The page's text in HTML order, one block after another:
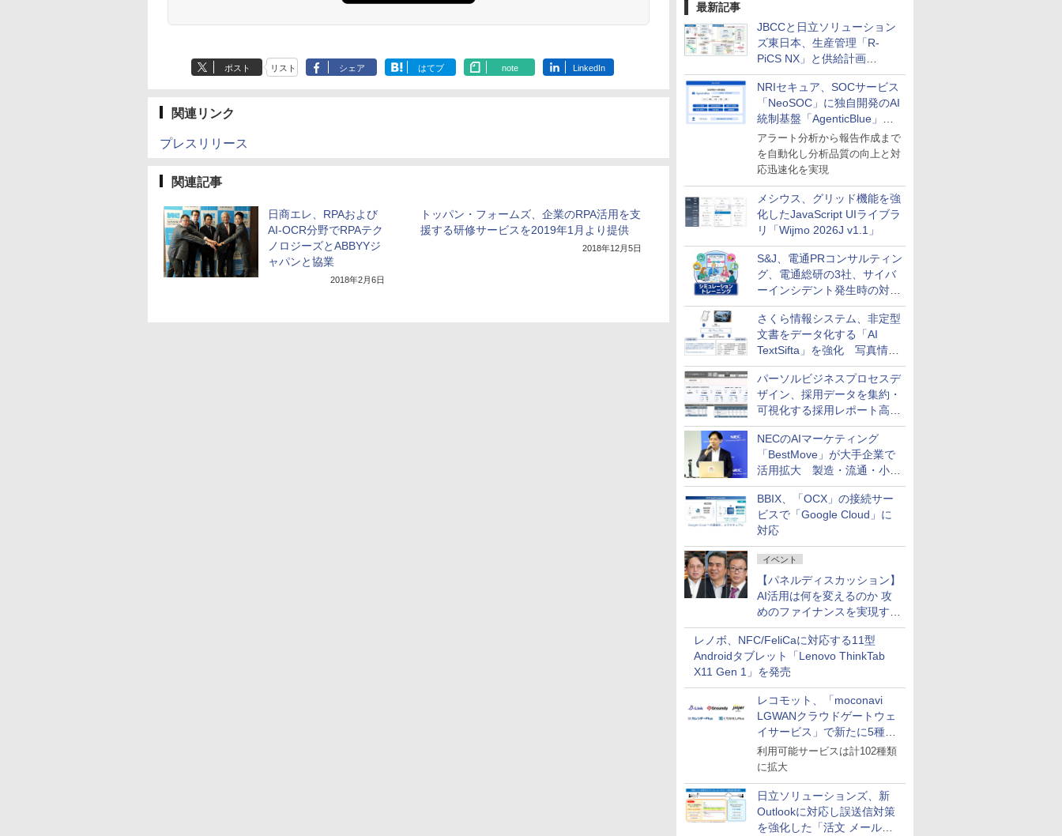
最新記事
JBCCと日立ソリューション
ズ東日本、生産管理「R-
PiCS NX」と供給計画
「scSQUARE ISP」の連携サ
ービスを提供開始
NRIセキュア、SOCサービス
「NeoSOC」に独自開発のAI
統制基盤「AgenticBlue」を
導入
アラート分析から報告作成まで
を自動化し分析品質の向上と対
応迅速化を実現
メシウス、グリッド機能を強
化したJavaScript UIライブラ
リ「Wijmo 2026J v1.1」
S&J、電通PRコンサルティン
グ、電通総研の3社、サイバ
ーインシデント発生時の対応
と危機管理広報を一体的に訓
練するプログラムを提供
さくら情報システム、非定型
文書をデータ化する「AI
TextSifta」を強化 写真情報
のデータ化などに対応
パーソルビジネスプロセスデ
ザイン、採用データを集約・
可視化する採用レポート高速
化サービスを提供
NECのAIマーケティング
「BestMove」が大手企業で
活用拡大 製造・流通・小売
企業・広告代理店などが実装
フェーズへ
BBIX、「OCX」の接続サー
ビスで「Google Cloud」に
対応
イベント
【パネルディスカッション】
AI活用は何を変えるのか 攻
めのファイナンスを実現する
業務設計とマインドセット変
革
レノボ、NFC/FeliCaに対応する11型
Androidタブレット「Lenovo ThinkTab
X11 Gen 1」を発売
レコモット、「moconavi
LGWANクラウドゲートウェ
イサービス」で新たに5種類
のサービスと連携開始
利用可能サービスは計102種類
に拡大
日立ソリューションズ、新
Outlookに対応し誤送信対策
を強化した「活文 メール誤
ポスト リスト シェア はてブ note LinkedIn
関連リンク
プレスリリース
関連記事
日商エレ、RPAおよび
AI-OCR分野でRPAテク
ノロジーズとABBYYジ
ャパンと協業
2018年2月6日
トッパン・フォームズ、企業のRPA活用を支
援する研修サービスを2019年1月より提供
2018年12月5日